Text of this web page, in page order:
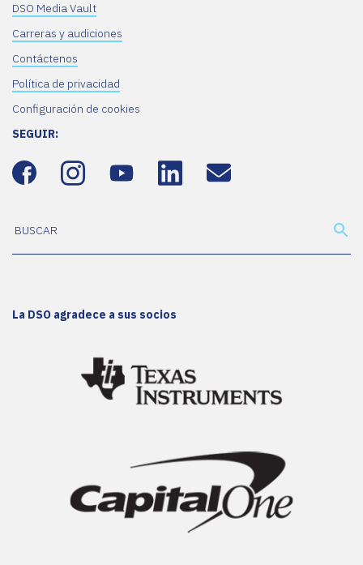
DSO Media Vault
Carreras y audiciones
Contáctenos
Política de privacidad
Configuración de cookies
SEGUIR:
La DSO agradece a sus socios